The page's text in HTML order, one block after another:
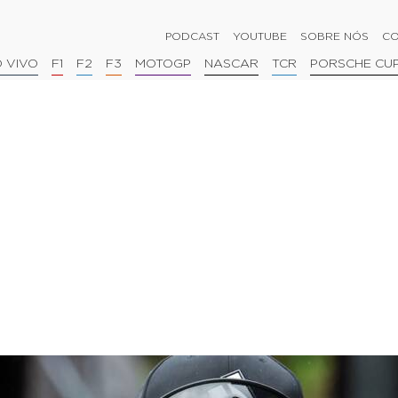
PODCAST YOUTUBE SOBRE NÓS
VIVO F1 F2 F3 MOTOGP NASCAR TCR PORSCHE